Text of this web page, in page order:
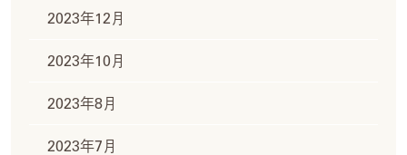
2023年12月
2023年10月
2023年8月
2023年7月